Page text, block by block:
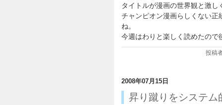
タイトルが漫画の世界観と激
チャンピオン漫画らしくない
ね。
今週はわりと楽しく読めたので
投稿
2008年07月15日
昇り蹴りをシステム